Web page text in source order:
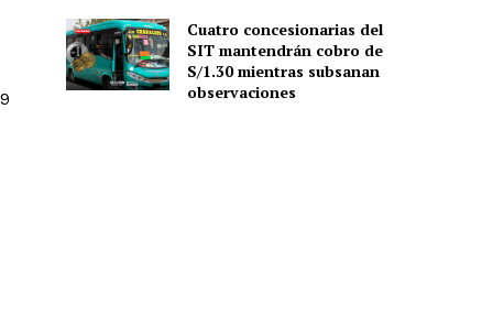
Cuatro concesionarias del
SIT mantendrán cobro de
S/1.30 mientras subsanan
observaciones